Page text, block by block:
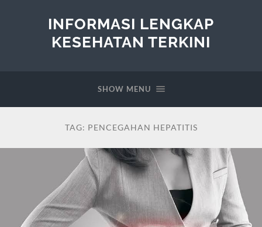
INFORMASI LENGKAP
KESEHATAN TERKINI
SHOW MENU
TAG: PENCEGAHAN HEPATITIS